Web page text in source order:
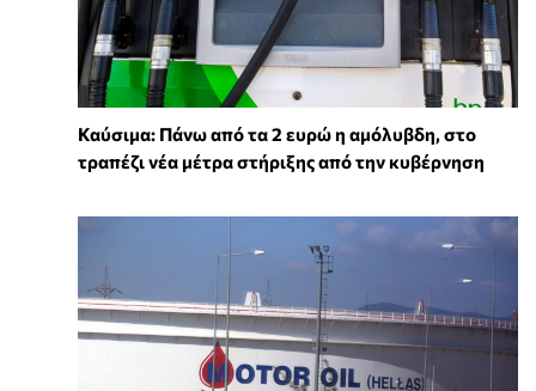
Καύσιμα: Πάνω από τα 2 ευρώ η αμόλυβδη, στο
τραπέζι νέα μέτρα στήριξης από την κυβέρνηση